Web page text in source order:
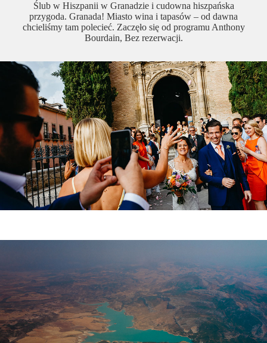
Ślub w Hiszpanii w Granadzie i cudowna hiszpańska
przygoda. Granada! Miasto wina i tapasów – od dawna
chcieliśmy tam polecieć. Zaczęło się od programu Anthony
Bourdain, Bez rezerwacji.